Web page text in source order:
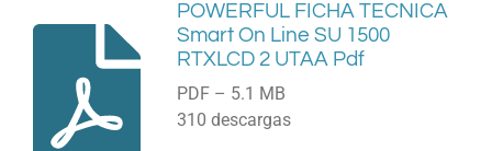
POWERFUL FICHA TECNICA
Smart On Line SU 1500
RTXLCD 2 UTAA Pdf
PDF – 5.1 MB
310 descargas